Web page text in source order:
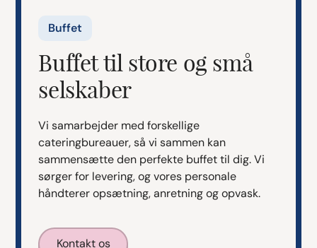
Buffet
Buffet til store og små
selskaber
Vi samarbejder med forskellige
cateringbureauer, så vi sammen kan
sammensætte den perfekte buffet til dig. Vi
sørger for levering, og vores personale
håndterer opsætning, anretning og opvask.
Kontakt os